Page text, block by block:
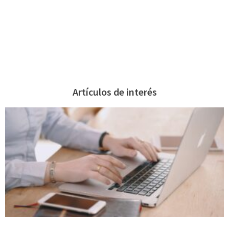
Artículos de interés